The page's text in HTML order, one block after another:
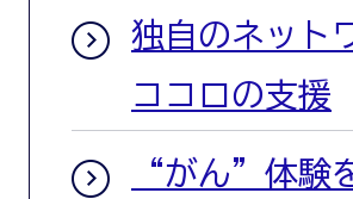
独自のネット
ココロの支援
“がん”体験